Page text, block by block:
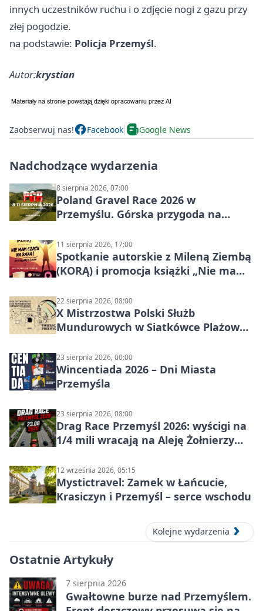
innych uczestników ruchu i o zdjęcie nogi z gazu przy
złej pogodzie.
na podstawie: Policja Przemyśl.
Autor:krystian
Zaobserwuj nas! Facebook Google News
Nadchodzące wydarzenia
8 sierpnia 2026, 07:00
Poland Gravel Race 2026 w
Przemyślu. Górska przygoda na
11 sierpnia 2026, 17:00
Spotkanie autorskie z Mileną Ziembą
(KORĄ) i promocja książki „Nie mam
22 sierpnia 2026, 08:00
X Mistrzostwa Polski Służb
Mundurowych w Siatkówce Plażowej
23 sierpnia 2026, 00:00
Wincentiada 2026 – Dni Miasta
Przemyśla
23 sierpnia 2026, 08:00
Drag Race Przemyśl 2026: wyścigi na
1/4 mili wracają na Aleję Żołnierzy
12 września 2026, 05:15
Mystictravel: Zamek w Łańcucie,
Krasiczyn i Przemyśl – serce wschodu
Kolejne wydarzenia
Ostatnie Artykuły
7 sierpnia 2026
Gwałtowne burze nad Przemyślem.